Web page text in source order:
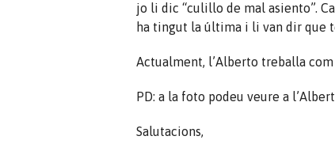
jo li dic “culillo de mal asiento”.
ha tingut la última i li van dir que
Actualment, l’Alberto treballa
PD: a la foto podeu veure a
Salutacions,